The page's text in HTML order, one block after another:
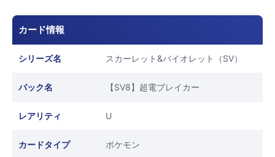
カード情報
シリーズ名 スカーレット&バイオレット（SV）
パック名 【SV8】超電ブレイカー
レアリティ U
カードタイプ ポケモン